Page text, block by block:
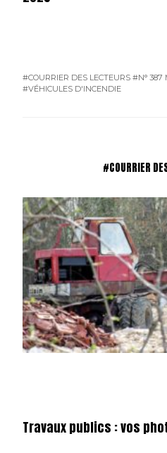
#COURRIER DES LECTEURS #N° 387
#VÉHICULES D'INCENDIE
#COURRIER
Travaux publics : vos